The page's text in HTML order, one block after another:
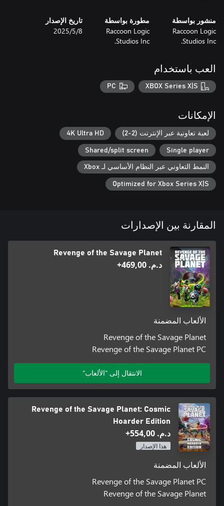
منشور بواسطة
Raccoon Logic
Studios Inc.
مطورة بواسطة
Raccoon Logic
Studios Inc.
تاريخ الإصدار
8‏/5‏/2025
العب باستخدام
XBOX Series X|S
PC
الإمكانات
لعبة تعاونية عبر الإنترنت (2-2) 4K Ultra HD
Single player
Shared/split screen
النمط التعاوني عبر النظام الأساسي لـ Xbox
Optimized for Xbox Series X|S
المقارنة بين الإصدارات
Revenge of the Savage Planet
د.م.‏ 469,00+
الألعاب المضمنة
Revenge of the Savage Planet
Revenge of the Savage Planet PC
الانتقال إلى "الألعاب"
Revenge of the Savage Planet: Cosmic
Hoarder Edition
د.م.‏ 554,00+
هذا الإصدار
الألعاب المضمنة
Revenge of the Savage Planet PC
Revenge of the Savage Planet